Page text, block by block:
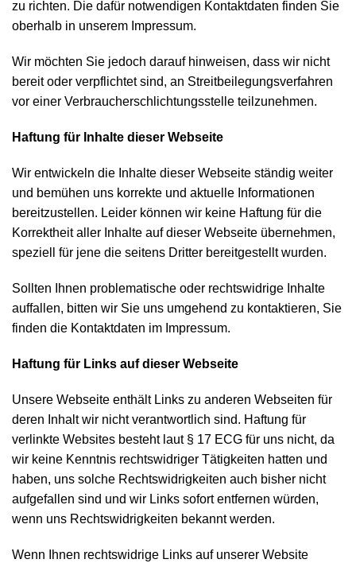
zu richten. Die dafür notwendigen Kontaktdaten finden Sie
oberhalb in unserem Impressum.
Wir möchten Sie jedoch darauf hinweisen, dass wir nicht
bereit oder verpflichtet sind, an Streitbeilegungsverfahren
vor einer Verbraucherschlichtungsstelle teilzunehmen.
Haftung für Inhalte dieser Webseite
Wir entwickeln die Inhalte dieser Webseite ständig weiter
und bemühen uns korrekte und aktuelle Informationen
bereitzustellen. Leider können wir keine Haftung für die
Korrektheit aller Inhalte auf dieser Webseite übernehmen,
speziell für jene die seitens Dritter bereitgestellt wurden.
Sollten Ihnen problematische oder rechtswidrige Inhalte
auffallen, bitten wir Sie uns umgehend zu kontaktieren, Sie
finden die Kontaktdaten im Impressum.
Haftung für Links auf dieser Webseite
Unsere Webseite enthält Links zu anderen Webseiten für
deren Inhalt wir nicht verantwortlich sind. Haftung für
verlinkte Websites besteht laut § 17 ECG für uns nicht, da
wir keine Kenntnis rechtswidriger Tätigkeiten hatten und
haben, uns solche Rechtswidrigkeiten auch bisher nicht
aufgefallen sind und wir Links sofort entfernen würden,
wenn uns Rechtswidrigkeiten bekannt werden.
Wenn Ihnen rechtswidrige Links auf unserer Website